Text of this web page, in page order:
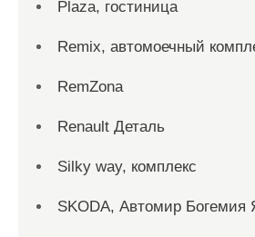
Plaza, гостиница
Remix, автомоечный
RemZona
Renault Деталь
Silky way, комплекс
SKODA, Автомир Богемия